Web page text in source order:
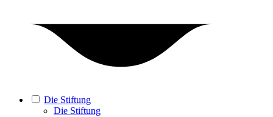
Die Stiftung
Die Stiftung